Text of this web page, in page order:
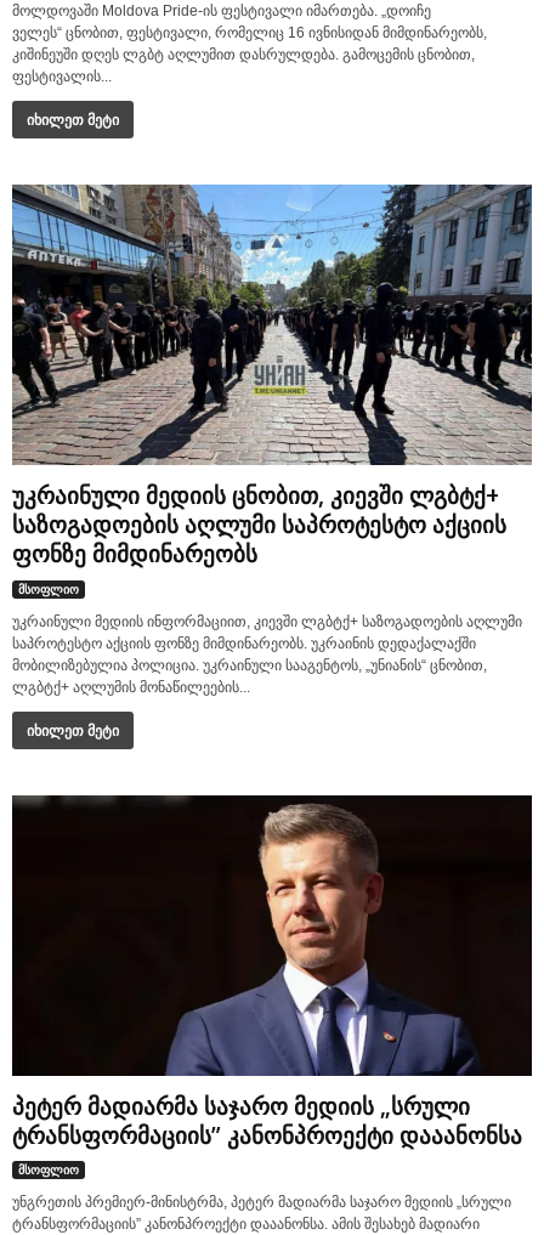
მოლდოვაში Moldova Pride-ის ფესტივალი იმართება. „დოიჩე
ველეს“ ცნობით, ფესტივალი, რომელიც 16 ივნისიდან მიმდინარეობს,
კიშინეუში დღეს ლგბტ აღლუმით დასრულდება. გამოცემის ცნობით,
ფესტივალის...
იხილეთ მეტი
უკრაინული მედიის ცნობით, კიევში ლგბტქ+
საზოგადოების აღლუმი საპროტესტო აქციის
ფონზე მიმდინარეობს
მსოფლიო
უკრაინული მედიის ინფორმაციით, კიევში ლგბტქ+ საზოგადოების აღლუმი
საპროტესტო აქციის ფონზე მიმდინარეობს. უკრაინის დედაქალაქში
მობილიზებულია პოლიცია. უკრაინული სააგენტოს, „უნიანის“ ცნობით,
ლგბტქ+ აღლუმის მონაწილეების...
იხილეთ მეტი
პეტერ მადიარმა საჯარო მედიის „სრული
ტრანსფორმაციის” კანონპროექტი დააანონსა
მსოფლიო
უნგრეთის პრემიერ-მინისტრმა, პეტერ მადიარმა საჯარო მედიის „სრული
ტრანსფორმაციის” კანონპროექტი დააანონსა. ამის შესახებ მადიარი